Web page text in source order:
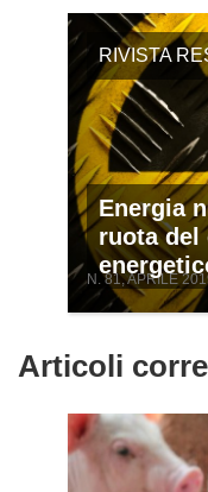
RIVISTA
Energia
ruota del
N. 81, APRILE
Articoli